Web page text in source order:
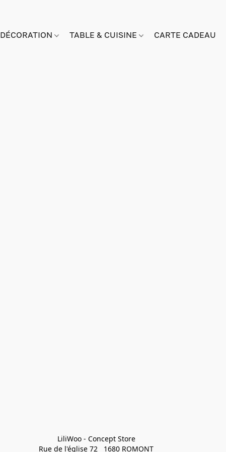
DÉCORATION TABLE & CUISINE CARTE CADEAU
LiliWoo - Concept Store
Rue de l'église 72   1680 ROMONT